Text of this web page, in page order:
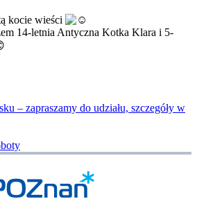
kocie wieści
14-letnia Antyczna Kotka Klara i 5-
– zapraszamy do udziału, szczegóły w